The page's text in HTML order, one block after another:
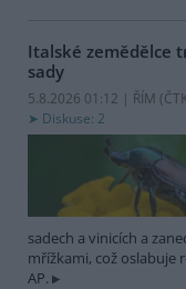
Italské zemědělce
sady
5.8.2026 01:12 | ŘÍM (
Diskuse: 2
sadech a vinicích a
mřížkami, což oslabuje
AP.